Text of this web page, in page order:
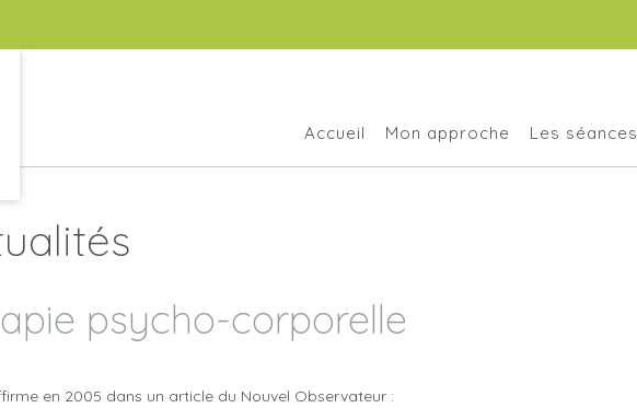
Accueil Mon approche Les séances
psycho-corporelle
en 2005 dans un article du Nouvel Observateur :